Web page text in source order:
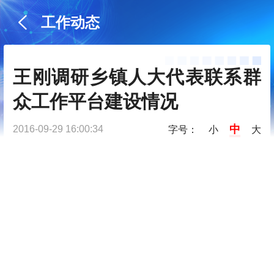
工作动态
王刚调研乡镇人大代表联系群
众工作平台建设情况
2016-09-29 16:00:34 字号： 小 中 大